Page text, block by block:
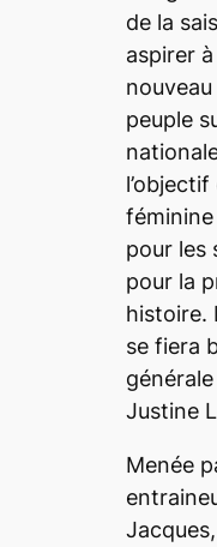
de la
aspirer
nouveau
peuple
l’objectif
pour les
pour la
histoire.
se fiera
Justine
Menée
Jacques,